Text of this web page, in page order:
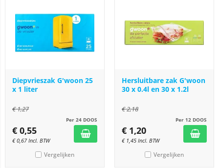
Diepvrieszak G'woon 25
x 1 liter
€1,27
Per 24 DOOS
€ 0,55
€0,67 Incl. BTW
Vergelijken
Hersluitbare zak G'woon
30 x 0.4l en 30 x 1.2l
€2,18
Per 12 DOOS
€ 1,20
€ 1,45 Incl. BTW
Vergelijken